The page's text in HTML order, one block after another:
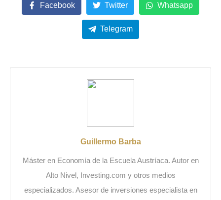
Facebook Twitter Whatsapp
Telegram
Guillermo Barba
Máster en Economía de la Escuela Austríaca. Autor en
Alto Nivel, Investing.com y otros medios
especializados. Asesor de inversiones especialista en